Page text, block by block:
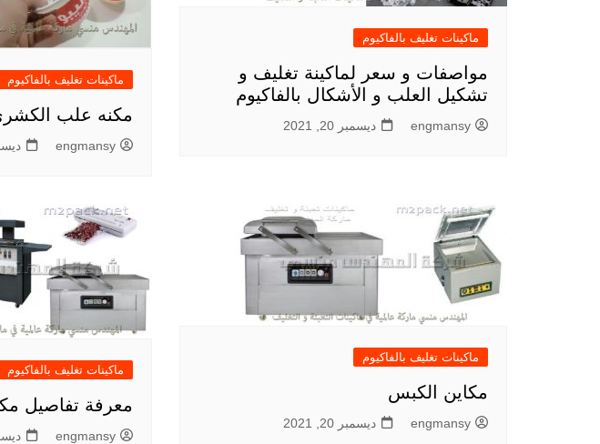
ماكينات تغليف بالفاكيوم
مواصفات و سعر لماكينة تغليف و
تشكيل العلب و الأشكال بالفاكيوم
engmansy ديسمبر 20, 2021
ماكينات تغليف بالفاكيوم
مكنه علب
engmansy ديسمبر
ماكينات تغليف بالفاكيوم
مكاين الكبس
engmansy ديسمبر 20, 2021
ماكينات تغليف بالفاكيوم
معرفة تفاصيل
engmansy ديسمبر